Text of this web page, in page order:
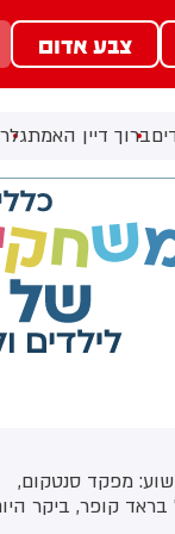
צבע אדום
ברוך דיין האמת
מפקד סנטקום,
בראד קופר, ביקר